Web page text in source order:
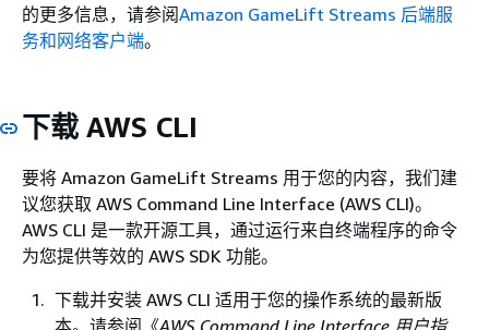
的更多信息，请参阅Amazon GameLift Streams 后端服
务和网络客户端。
下载 AWS CLI
要将 Amazon GameLift Streams 用于您的内容，我们建
议您获取 AWS Command Line Interface (AWS CLI)。
AWS CLI 是一款开源工具，通过运行来自终端程序的命令
为您提供等效的 AWS SDK 功能。
下载并安装 AWS CLI 适用于您的操作系统的最新版
本。请参阅《AWS Command Line Interface 用户指